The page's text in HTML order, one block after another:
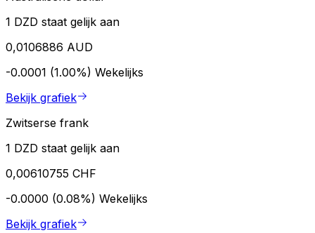
1 DZD staat gelijk aan
0,0106886 AUD
-0.0001 (1.00%) Wekelijks
Bekijk grafiek
Zwitserse frank
1 DZD staat gelijk aan
0,00610755 CHF
-0.0000 (0.08%) Wekelijks
Bekijk grafiek